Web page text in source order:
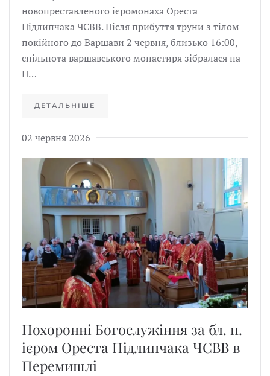
новопреставленого ієромонаха Ореста
Підлипчака ЧСВВ. Після прибуття труни з тілом
покійного до Варшави 2 червня, близько 16:00,
спільнота варшавського монастиря зібралася на
П…
ДЕТАЛЬНІШЕ
02 червня 2026
Похоронні Богослужіння за бл. п.
ієром Ореста Підлипчака ЧСВВ в
Перемишлі